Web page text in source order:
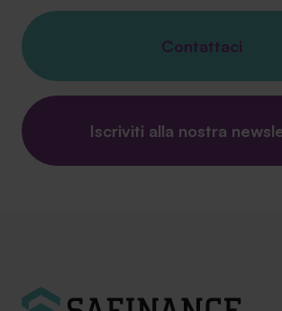
Contattaci
Iscriviti alla nostra